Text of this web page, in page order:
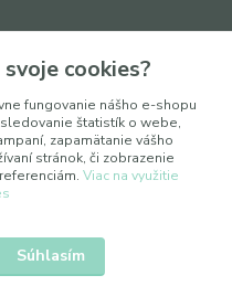
12:00)
cookies
cookies?
fungovanie nášho e-shopu
štatistík o webe,
zapamätanie vášho
stránok, či zobrazenie
Viac na využitie
Súhlasím